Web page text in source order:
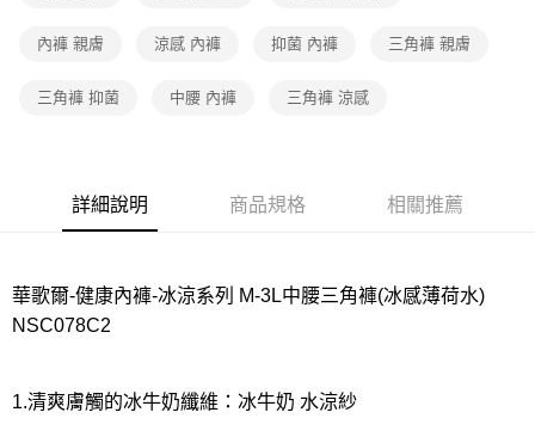
每筆NT$80，滿NT$1,000(含以上)免運費
每筆NT$80，滿NT$1,000(含以上)免運費
付款後門市自取
內褲 親膚 涼感 內褲 抑菌 內褲 三角褲 親膚
三角褲 抑菌 中腰 內褲 三角褲 涼感
詳細說明 商品規格 相關推薦
華歌爾-健康內褲-冰涼系列 M-3L中腰三角褲(冰感薄荷水)
NSC078C2
1.清爽膚觸的冰牛奶纖維：冰牛奶 水涼紗